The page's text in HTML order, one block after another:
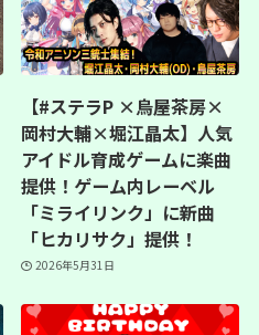
【#ステラP ×烏屋茶房×
岡村大輔×堀江晶太】人気
アイドル育成ゲームに楽曲
提供！ゲーム内レーベル
「ミライリンク」に新曲
「ヒカリサク」提供！
2026年5月31日